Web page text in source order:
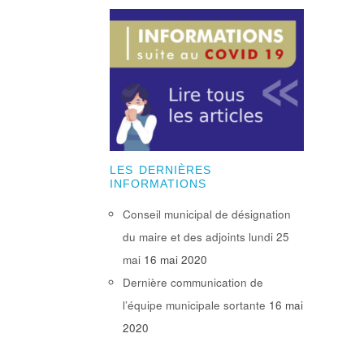
LES DERNIÈRES
INFORMATIONS
Conseil municipal de désignation
du maire et des adjoints lundi 25
mai 16 mai 2020
Dernière communication de
l’équipe municipale sortante 16 mai
2020